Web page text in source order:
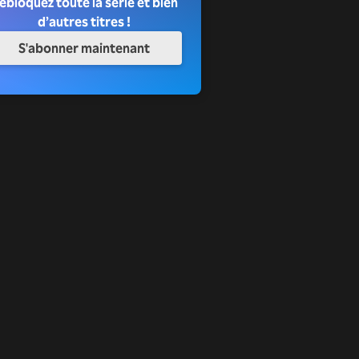
d’autres titres !
S'abonner maintenant